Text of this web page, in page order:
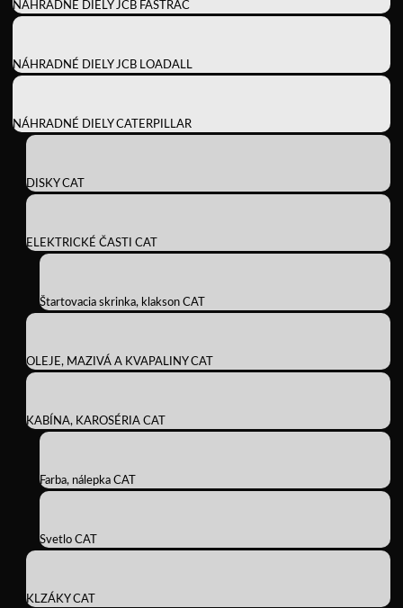
NÁHRADNÉ DIELY JCB FASTRAC
NÁHRADNÉ DIELY JCB LOADALL
NÁHRADNÉ DIELY CATERPILLAR
DISKY CAT
ELEKTRICKÉ ČASTI CAT
Štartovacia skrinka, klakson CAT
OLEJE, MAZIVÁ A KVAPALINY CAT
KABÍNA, KAROSÉRIA CAT
Farba, nálepka CAT
Svetlo CAT
KLZÁKY CAT